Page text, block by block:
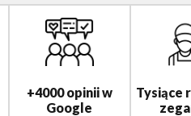
+4000 opinii w
Google
Tysiące